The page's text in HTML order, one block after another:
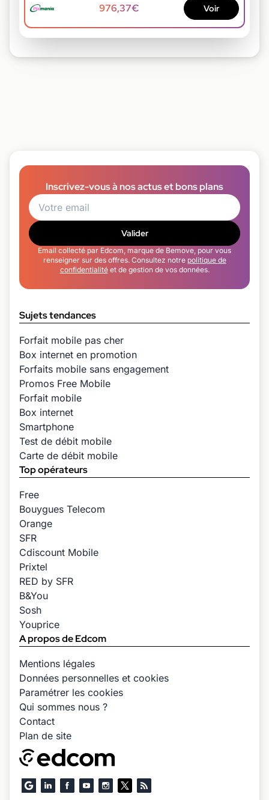
976,37€ Voir
Inscrivez-vous à nos actus et bons plans
Valider
Email collecté par Edcom, marque de Bemove, pour vous
renseigner sur des offres. Consultez notre politique de
confidentialitéet de gestion de vos données.
Sujets tendances
Forfait mobile pas cher
Box internet en promotion
Forfaits mobile sans engagement
Promos Free Mobile
Forfait mobile
Box internet
Smartphone
Test de débit mobile
Carte de débit mobile
Top opérateurs
Free
Bouygues Telecom
Orange
SFR
Cdiscount Mobile
Prixtel
RED by SFR
B&You
Sosh
Youprice
A propos de Edcom
Mentions légales
Données personnelles et cookies
Paramétrer les cookies
Qui sommes nous ?
Contact
Plan de site